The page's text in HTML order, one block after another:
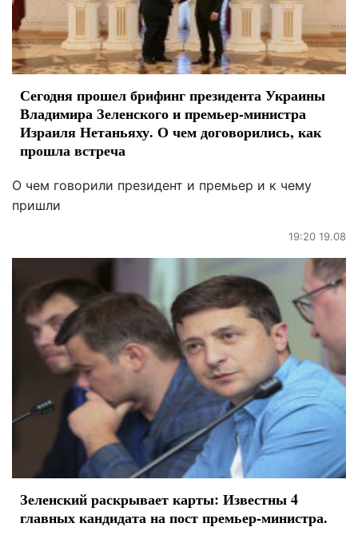
Сегодня прошел брифинг президента Украины
Владимира Зеленского и премьер-министра
Израиля Нетаньяху. О чем договорились, как
прошла встреча
О чем говорили президент и премьер и к чему
пришли
19:20 19.08
Зеленский раскрывает карты: Известны 4
главных кандидата на пост премьер-министра.